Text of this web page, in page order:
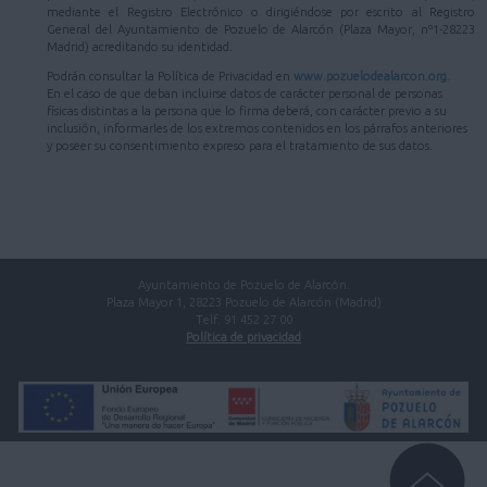
mediante el Registro Electrónico o dirigiéndose por escrito al Registro
General del Ayuntamiento de Pozuelo de Alarcón (Plaza Mayor, nº1-28223
Madrid) acreditando su identidad.
Podrán consultar la Política de Privacidad en www.pozuelodealarcon.org
En el caso de que deban incluirse datos de carácter personal de personas
físicas distintas a la persona que lo firma deberá, con carácter previo a su
inclusión, informarles de los extremos contenidos en los párrafos anteriores
y poseer su consentimiento expreso para el tratamiento de sus datos.
Ayuntamiento de Pozuelo de Alarcón.
Plaza Mayor 1, 28223 Pozuelo de Alarcón (Madrid)
Telf. 91 452 27 00
Política de privacidad